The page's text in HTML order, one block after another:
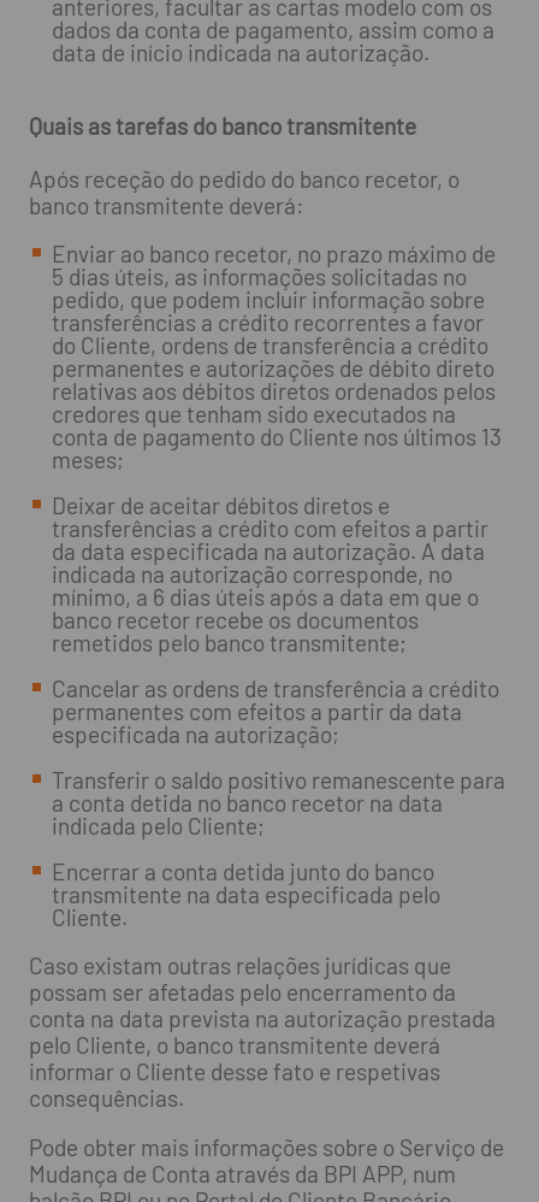
anteriores, facultar as cartas modelo com os
dados da conta de pagamento, assim como a
data de início indicada na autorização.
Quais as tarefas do banco transmitente
Após receção do pedido do banco recetor, o
banco transmitente deverá:
Enviar ao banco recetor, no prazo máximo de
5 dias úteis, as informações solicitadas no
pedido, que podem incluir informação sobre
transferências a crédito recorrentes a favor
do Cliente, ordens de transferência a crédito
permanentes e autorizações de débito direto
relativas aos débitos diretos ordenados pelos
credores que tenham sido executados na
conta de pagamento do Cliente nos últimos 13
meses;
Deixar de aceitar débitos diretos e
transferências a crédito com efeitos a partir
da data especificada na autorização. A data
indicada na autorização corresponde, no
mínimo, a 6 dias úteis após a data em que o
banco recetor recebe os documentos
remetidos pelo banco transmitente;
Cancelar as ordens de transferência a crédito
permanentes com efeitos a partir da data
especificada na autorização;
Transferir o saldo positivo remanescente para
a conta detida no banco recetor na data
indicada pelo Cliente;
Encerrar a conta detida junto do banco
transmitente na data especificada pelo
Cliente.
Caso existam outras relações jurídicas que
possam ser afetadas pelo encerramento da
conta na data prevista na autorização prestada
pelo Cliente, o banco transmitente deverá
informar o Cliente desse fato e respetivas
consequências.
Pode obter mais informações sobre o Serviço de
Mudança de Conta através da BPI APP, num